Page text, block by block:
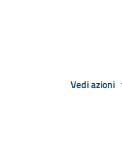
Vedi azioni